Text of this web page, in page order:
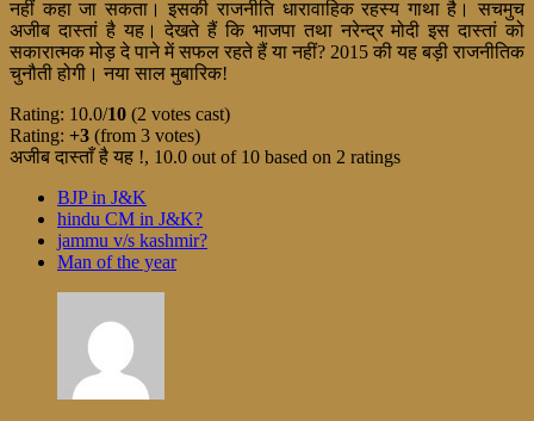
नहीं कहा जा सकता। इसकी राजनीति धारावाहिक रहस्य गाथा है। सचमुच
अजीब दास्तां है यह। देखते हैं कि भाजपा तथा नरेन्द्र मोदी इस दास्तां को
सकारात्मक मोड़ दे पाने में सफल रहते हैं या नहीं? 2015 की यह बड़ी राजनीतिक
चुनौती होगी। नया साल मुबारिक!
Rating: 10.0/10 (2 votes cast)
Rating: +3 (from 3 votes)
अजीब दास्ताँ है यह !, 10.0 out of 10 based on 2 ratings
BJP in J&K
hindu CM in J&K?
jammu v/s kashmir?
Man of the year